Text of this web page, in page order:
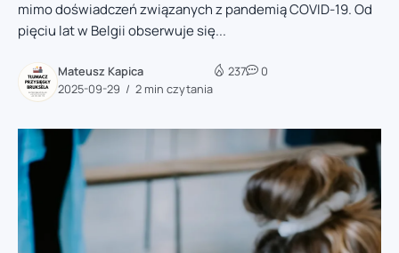
mimo doświadczeń związanych z pandemią COVID-19. Od
pięciu lat w Belgii obserwuje się...
Mateusz Kapica
2025-09-29
2 min czytania
237 0